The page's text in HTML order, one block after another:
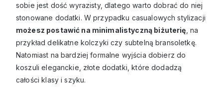
sobie jest dość wyrazisty, dlatego warto dobrać do niej
stonowane dodatki. W przypadku casualowych stylizacji
możesz postawić na minimalistyczną biżuterię , na
przykład delikatne kolczyki czy subtelną bransoletkę.
Natomiast na bardziej formalne wyjścia dobierz do
koszuli eleganckie, złote dodatki, które dodadzą
całości klasy i szyku.